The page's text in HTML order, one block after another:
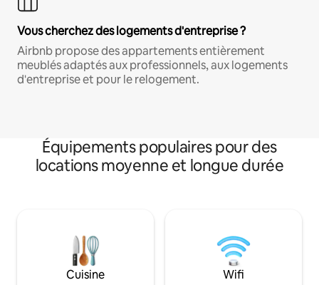
Vous cherchez des logements d'entreprise ?
Airbnb propose des appartements entièrement
meublés adaptés aux professionnels, aux logements
d'entreprise et pour le relogement.
Équipements populaires pour des
locations moyenne et longue durée
Cuisine Wifi